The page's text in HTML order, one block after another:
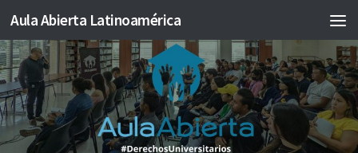
Saltar al contenido
Aula Abierta Latinoamérica